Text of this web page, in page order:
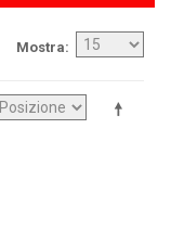
Mostra